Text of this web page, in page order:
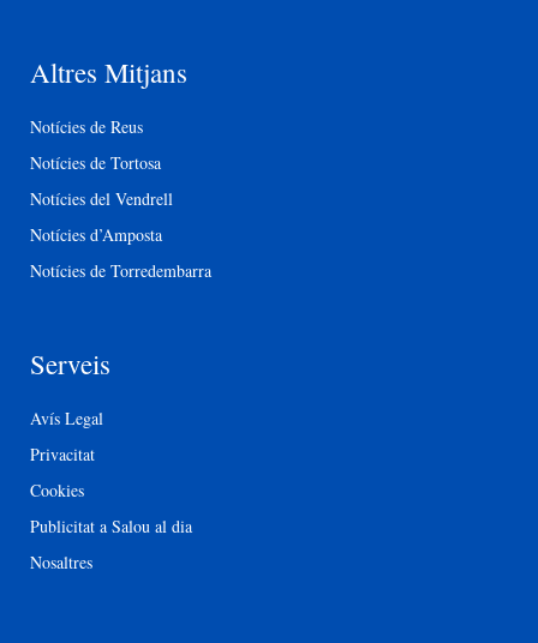
Altres Mitjans
Notícies de Reus
Notícies de Tortosa
Notícies del Vendrell
Notícies d’Amposta
Notícies de Torredembarra
Serveis
Avís Legal
Privacitat
Cookies
Publicitat a Salou al dia
Nosaltres